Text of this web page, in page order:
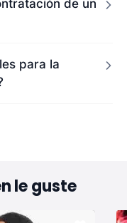
de un
para la
le guste